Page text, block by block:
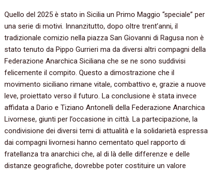
Quello del 2025 è stato in Sicilia un Primo Maggio “speciale” per
una serie di motivi. Innanzitutto, dopo oltre trent’anni, il
tradizionale comizio nella piazza San Giovanni di Ragusa non è
stato tenuto da Pippo Gurrieri ma da diversi altri compagni della
Federazione Anarchica Siciliana che se ne sono suddivisi
felicemente il compito. Questo a dimostrazione che il
movimento siciliano rimane vitale, combattivo e, grazie a nuove
leve, proiettato verso il futuro. La conclusione è stata invece
affidata a Dario e Tiziano Antonelli della Federazione Anarchica
Livornese, giunti per l’occasione in città. La partecipazione, la
condivisione dei diversi temi di attualità e la solidarietà espressa
dai compagni livornesi hanno cementato quel rapporto di
fratellanza tra anarchici che, al di là delle differenze e delle
distanze geografiche, dovrebbe poter costituire un valore